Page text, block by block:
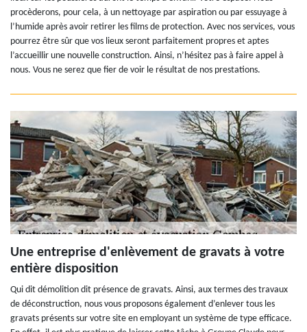
procèderons, pour cela, à un nettoyage par aspiration ou par essuyage à
l’humide après avoir retirer les films de protection. Avec nos services, vous
pourrez être sûr que vos lieux seront parfaitement propres et aptes
l’accueillir une nouvelle construction. Ainsi, n’hésitez pas à faire appel à
nous. Vous ne serez que fier de voir le résultat de nos prestations.
Une entreprise d'enlèvement de gravats à votre
entière disposition
Qui dit démolition dit présence de gravats. Ainsi, aux termes des travaux
de déconstruction, nous vous proposons également d’enlever tous les
gravats présents sur votre site en employant un système de type efficace.